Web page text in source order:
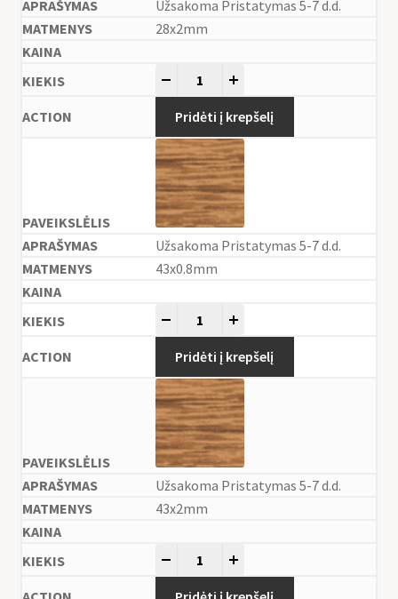
Užsakoma Pristatymas 5-7 d.d.
28x2mm
Pridėti į krepšelį
Užsakoma Pristatymas 5-7 d.d.
43x0.8mm
Pridėti į krepšelį
Užsakoma Pristatymas 5-7 d.d.
43x2mm